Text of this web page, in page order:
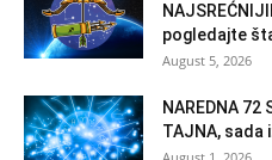
pogledajte
August 5, 2026
NAREDNA
TAJNA, sada